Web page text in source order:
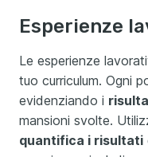
Esperienze
Le esperienze
tuo curriculum. Ogni
evidenziando i
mansioni svolte.
quantifica i risultati